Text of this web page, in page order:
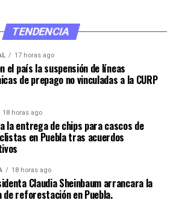
TENDENCIA
17 horas ago
el país la suspensión de líneas
de prepago no vinculadas a la CURP
18 horas ago
la entrega de chips para cascos de
en Puebla tras acuerdos
18 horas ago
Claudia Sheinbaum arrancara la
de reforestación en Puebla.